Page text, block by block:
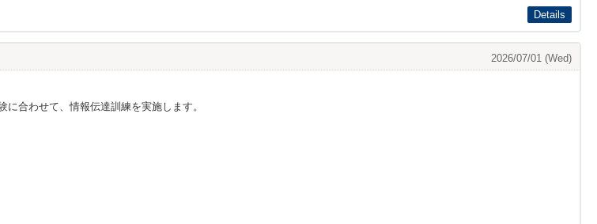
Details
2026/07/01 (Wed)
合わせて、情報伝達訓練を実施します。